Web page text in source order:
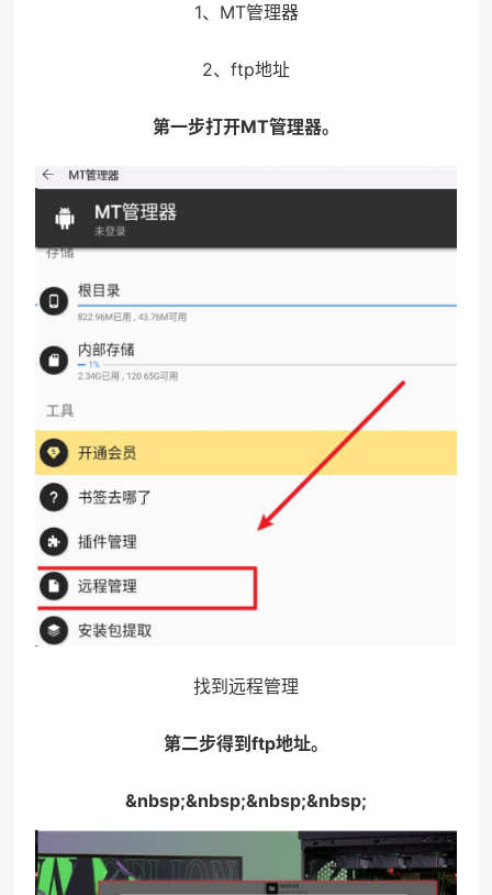
1、MT管理器
2、ftp地址
第一步打开MT管理器。
找到远程管理
第二步得到ftp地址。
&nbsp;&nbsp;&nbsp;&nbsp;